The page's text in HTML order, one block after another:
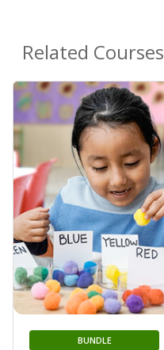
Related Courses
BUNDLE